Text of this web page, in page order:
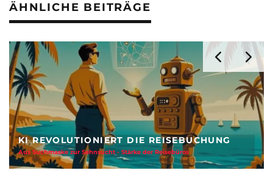
ÄHNLICHE BEITRÄGE
FREIHEIT AUF ZWÖLF QUADRATMETERN
Anja Kocherscheidts „Lasterleben“ ist kein Aussteiger-Kitsch